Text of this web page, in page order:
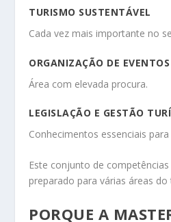
TURISMO SUSTENTÁVEL
Cada vez mais importante no
ORGANIZAÇÃO DE EVENTOS
Área com elevada procura.
LEGISLAÇÃO E GESTÃO
Conhecimentos essenciais
Este conjunto de
preparado para várias áreas do
PORQUE A